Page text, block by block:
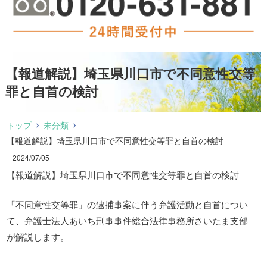
【報道解説】埼玉県川口市で不同意性交等
罪と自首の検討
トップ
未分類
【報道解説】埼玉県川口市で不同意性交等罪と自首の検討
2024/07/05
【報道解説】埼玉県川口市で不同意性交等罪と自首の検討
「不同意性交等罪」の逮捕事案に伴う弁護活動と自首につい
て、弁護士法人あいち刑事事件総合法律事務所さいたま支部
が解説します。